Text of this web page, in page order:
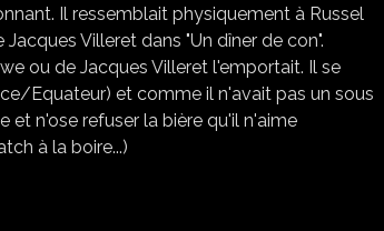
Il ressemblait physiquement à Russel
Villeret dans "Un dîner de con".
ou de Jacques Villeret l'emportait. Il se
Equateur) et comme il n'avait pas un sous
et n'ose refuser la bière qu'il n'aime
à la boire...)